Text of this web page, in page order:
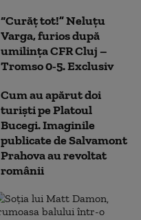
“Curăț tot!” Neluțu
Varga, furios după
umilința CFR Cluj –
Tromso 0-5. Exclusiv
Cum au apărut doi
turiști pe Platoul
Bucegi. Imaginile
publicate de Salvamont
Prahova au revoltat
românii